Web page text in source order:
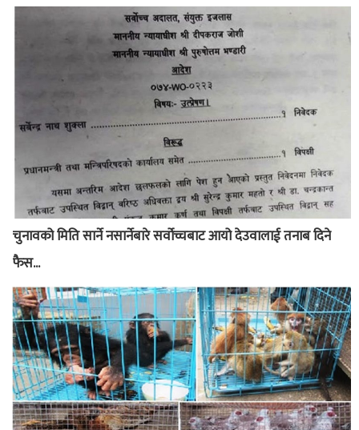
चुनावको मिति सार्ने नसार्नेबारे सर्वोच्चबाट आयो देउवालाई तनाब दिने
फैस...